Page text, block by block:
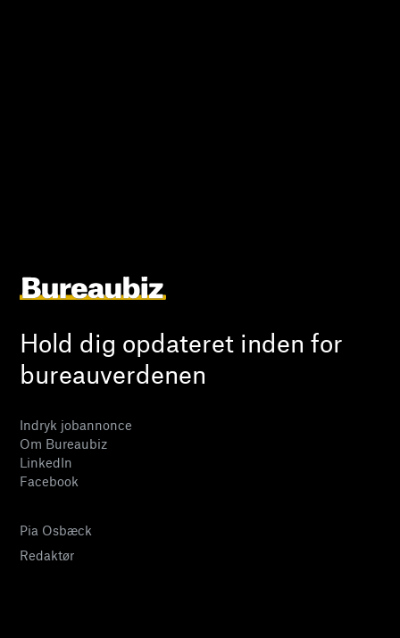
Hold dig opdateret inden for
bureauverdenen
Indryk jobannonce
Om Bureaubiz
LinkedIn
Facebook
Pia Osbæck
Redaktør